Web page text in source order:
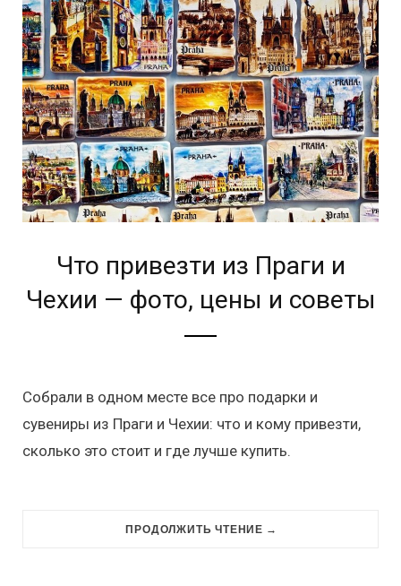
Что привезти из Праги и
Чехии — фото, цены и советы
Собрали в одном месте все про подарки и
сувениры из Праги и Чехии: что и кому привезти,
сколько это стоит и где лучше купить.
ПРОДОЛЖИТЬ ЧТЕНИЕ →